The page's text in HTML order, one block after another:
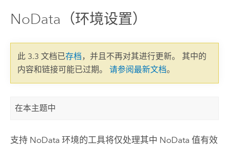
NoData（环境设置）
此 3.3 文档已存档，并且不再对其进行更新。 其中的
内容和链接可能已过期。 请参阅最新文档。
在本主题中
支持 NoData 环境的工具将仅处理其中 NoData 值有效